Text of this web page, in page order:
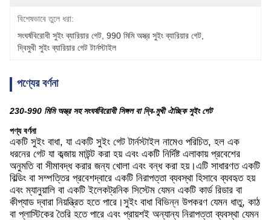
বিশেষভাবে তুলে ধরা:
সংঘর্ষবিরোধী সুইং ব্যারিয়ার গেট 990 মিমি অস্ত্র সুইং ব্যারিয়ার গেট
দ্বিমুখী সুইং ব্যারিয়ার গেট টার্নস্টাইল
পণ্যের বর্ণনা
230-990 মিমি অস্ত্র সহ সংঘর্ষবিরোধী সিঙ্গল বা দ্বি-মুখী ঐচ্ছিক সুইং গেট
পণ্য বর্ণনা
একটি সুইং বাধা, যা একটি সুইং গেট টার্নস্টাইল নামেও পরিচিত, হল এক
ধরনের গেট যা কব্জায় মাউন্ট করা হয় এবং একটি নির্দিষ্ট এলাকায় প্রবেশের
অনুমতি বা সীমাবদ্ধ করার জন্য খোলা এবং বন্ধ করা হয়।এটি সাধারণত একটি
বিল্ডিং বা সম্পত্তির প্রবেশদ্বারে একটি নিরাপত্তা ব্যবস্থা হিসাবে ব্যবহৃত হয়
এবং ম্যানুয়ালি বা একটি ইলেকট্রনিক সিস্টেম যেমন একটি কার্ড রিডার বা
কীপ্যাড দ্বারা নিয়ন্ত্রিত হতে পারে।সুইং বাধা বিভিন্ন উপকরণ যেমন ধাতু, কাঠ
বা প্লাস্টিকের তৈরি হতে পারে এবং প্রায়শই অন্যান্য নিরাপত্তা ব্যবস্থা যেমন